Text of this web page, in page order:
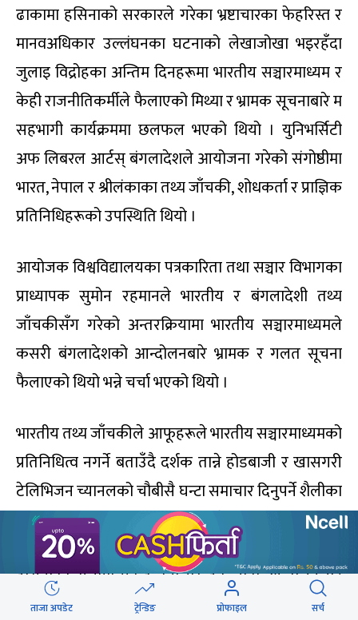
ढाकामा हसिनाको सरकारले गरेका भ्रष्टाचारका फेहरिस्त र
मानवअधिकार उल्लंघनका घटनाको लेखाजोखा भइरहँदा
जुलाइ विद्रोहका अन्तिम दिनहरूमा भारतीय सञ्चारमाध्यम र
केही राजनीतिकर्मीले फैलाएको मिथ्या र भ्रामक सूचनाबारे म
सहभागी कार्यक्रममा छलफल भएको थियो । युनिभर्सिटी
अफ लिबरल आर्टस् बंगलादेशले आयोजना गरेको संगोष्ठीमा
भारत, नेपाल र श्रीलंकाका तथ्य जाँचकी, शोधकर्ता र प्राज्ञिक
प्रतिनिधिहरूको उपस्थिति थियो ।
आयोजक विश्वविद्यालयका पत्रकारिता तथा सञ्चार विभागका
प्राध्यापक सुमोन रहमानले भारतीय र बंगलादेशी तथ्य
जाँचकीसँग गरेको अन्तरक्रियामा भारतीय सञ्चारमाध्यमले
कसरी बंगलादेशको आन्दोलनबारे भ्रामक र गलत सूचना
फैलाएको थियो भन्ने चर्चा भएको थियो ।
भारतीय तथ्य जाँचकीले आफूहरूले भारतीय सञ्चारमाध्यमको
प्रतिनिधित्व नगर्ने बताउँदै दर्शक तान्ने होडबाजी र खासगरी
टेलिभिजन च्यानलको चौबीसै घन्टा समाचार दिनुपर्ने शैलीका
कारण पनि अपुष्ट र भ्रामक सामग्री प्रेषित भएको बताएका
थिए । बंगलादेशी तथ्य जाँचकीले आन्दोलन उत्कर्षमा पुग्दा र
हसिनाको सत्तामा पकड कमजोर हुँदै जाँदा आन्दोलनलाई
कट्टरपन्थी इस्लामी समूहले चलाएको भनी भारतीय
ताजा अपडेट ट्रेन्डिङ प्रोफाइल सर्च